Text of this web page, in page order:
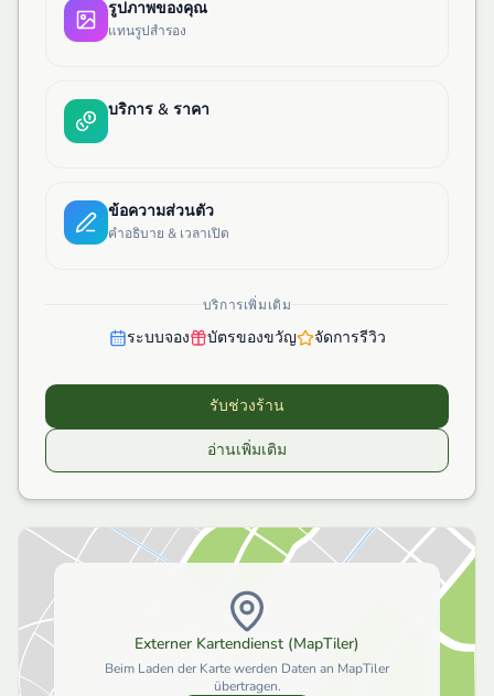
รูปภาพของคุณ
แทนรูปสำรอง
บริการ & ราคา
ข้อความส่วนตัว
คำอธิบาย & เวลาเปิด
บริการเพิ่มเติม
ระบบจอง บัตรของขวัญ จัดการรีวิว
รับช่วงร้าน
อ่านเพิ่มเติม
Externer Kartendienst (MapTiler)
Beim Laden der Karte werden Daten an MapTiler
übertragen.